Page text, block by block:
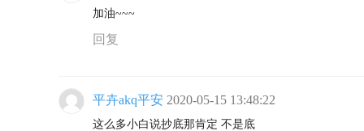
加油~~~
回复
平卉akq平安 2020-05-15 13:48:22
这么多小白说抄底那肯定 不是底